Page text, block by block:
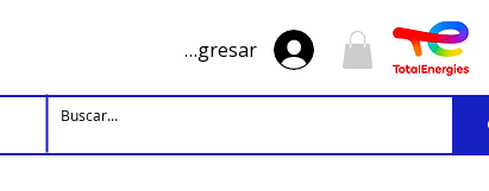
Ingresar